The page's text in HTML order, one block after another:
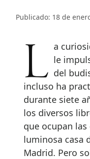
Publicado: 18 de
La curiosidad heterodoxa de d’Ors le
del
incluso ha
durante siete
los diversos
que ocupan
luminosa casa
Madrid. Pero